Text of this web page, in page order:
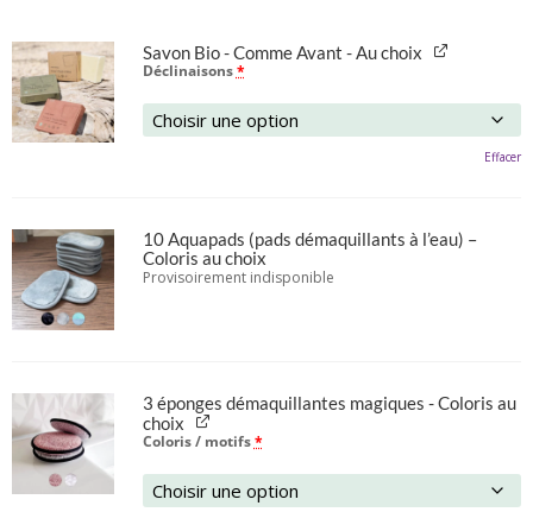
Savon Bio - Comme Avant - Au choix
Déclinaisons*
Effacer
10 Aquapads (pads démaquillants à l’eau) –
Coloris au choix
Provisoirement indisponible
3 éponges démaquillantes magiques - Coloris au
choix
Coloris / motifs*